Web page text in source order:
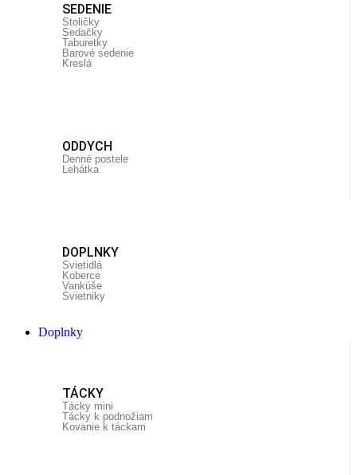
SEDENIE
Stoličky
Sedačky
Taburetky
Barové sedenie
Kreslá
ODDYCH
Denné postele
Lehátka
DOPLNKY
Svietidlá
Koberce
Vankúše
Svietniky
Doplnky
TÁCKY
Tácky mini
Tácky k podnožiam
Kovanie k táckam